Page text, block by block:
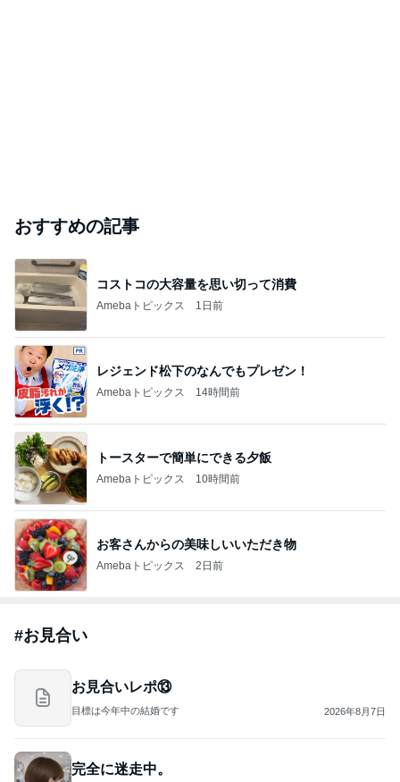
おすすめの記事
コストコの大容量を思い切って消費
Amebaトピックス 1日前
レジェンド松下のなんでもプレゼン！
Amebaトピックス 14時間前
トースターで簡単にできる夕飯
Amebaトピックス 10時間前
お客さんからの美味しいいただき物
Amebaトピックス 2日前
#お見合い
お見合いレポ⑬
目標は今年中の結婚です 2026年8月7日
完全に迷走中。